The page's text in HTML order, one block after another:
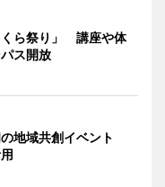
くら祭り」 講座や体
ス開放
地域共創イベント